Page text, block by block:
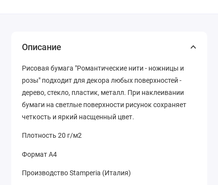
Описание
Рисовая бумага "Романтические нити - ножницы и
розы" подходит для декора любых поверхностей -
дерево, стекло, пластик, металл. При наклеивании
бумаги на светлые поверхности рисунок сохраняет
четкость и яркий насщенный цвет.
Плотность 20 г/м2
Формат А4
Производство Stamperia (Италия)